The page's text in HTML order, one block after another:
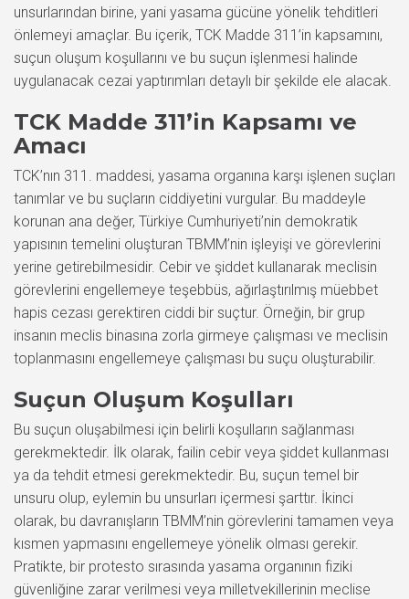
unsurlarından birine, yani yasama gücüne yönelik tehditleri
önlemeyi amaçlar. Bu içerik, TCK Madde 311’in kapsamını,
suçun oluşum koşullarını ve bu suçun işlenmesi halinde
uygulanacak cezai yaptırımları detaylı bir şekilde ele alacak.
TCK Madde 311’in Kapsamı ve
Amacı
TCK’nın 311. maddesi, yasama organına karşı işlenen suçları
tanımlar ve bu suçların ciddiyetini vurgular. Bu maddeyle
korunan ana değer, Türkiye Cumhuriyeti’nin demokratik
yapısının temelini oluşturan TBMM’nin işleyişi ve görevlerini
yerine getirebilmesidir. Cebir ve şiddet kullanarak meclisin
görevlerini engellemeye teşebbüs, ağırlaştırılmış müebbet
hapis cezası gerektiren ciddi bir suçtur. Örneğin, bir grup
insanın meclis binasına zorla girmeye çalışması ve meclisin
toplanmasını engellemeye çalışması bu suçu oluşturabilir.
Suçun Oluşum Koşulları
Bu suçun oluşabilmesi için belirli koşulların sağlanması
gerekmektedir. İlk olarak, failin cebir veya şiddet kullanması
ya da tehdit etmesi gerekmektedir. Bu, suçun temel bir
unsuru olup, eylemin bu unsurları içermesi şarttır. İkinci
olarak, bu davranışların TBMM’nin görevlerini tamamen veya
kısmen yapmasını engellemeye yönelik olması gerekir.
Pratikte, bir protesto sırasında yasama organının fiziki
güvenliğine zarar verilmesi veya milletvekillerinin meclise